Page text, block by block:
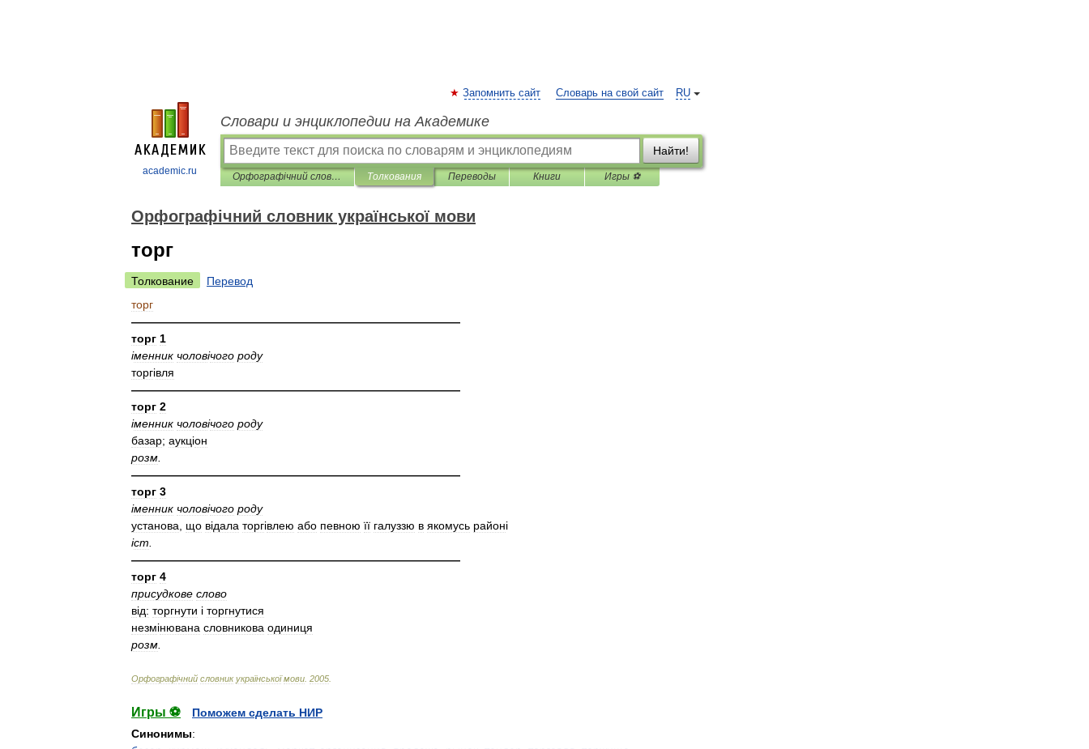
academic.ru
RU
Запомнить сайт Словарь на свой сайт
Словари и энциклопедии на Академике
Найти!
Орфографічний словник української мови Толкования Переводы Книги Игры ⚽
Орфографічний словник української мови
торг
Толкование
Перевод
торг
—————————————————————————————
торг 1
іменник чоловічого роду
торгівля
—————————————————————————————
торг 2
іменник чоловічого роду
базар; аукціон
розм
—————————————————————————————
торг 3
іменник чоловічого роду
установа
що відала торгівлею або певною її галуззю в якомусь районі
іст
—————————————————————————————
торг 4
присудкове слово
від: торгнути і торгнутися
незмінювана словникова одиниця
розм
Орфографічний словник української мови 2005
Игры ⚽
Поможем сделать НИР
Синонимы: